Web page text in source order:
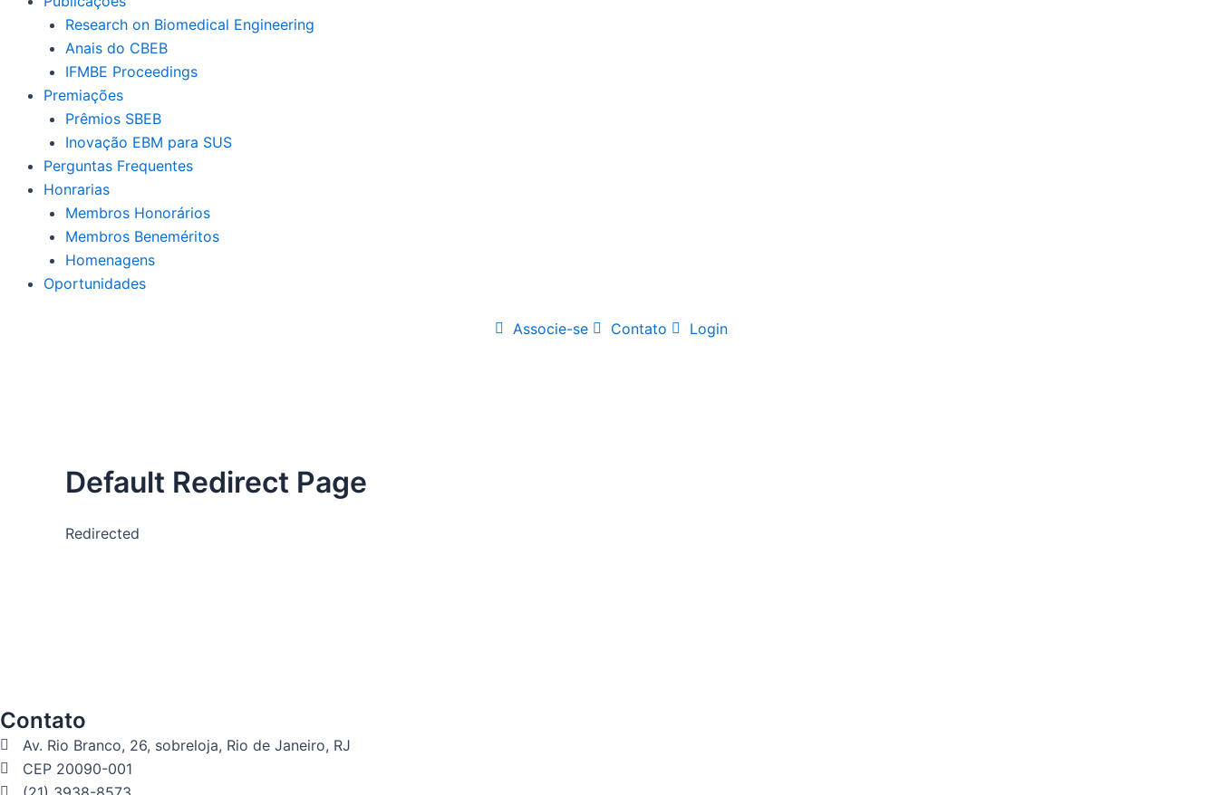
Research on Biomedical Engineering
Anais do CBEB
IFMBE Proceedings
Premiações
Prêmios SBEB
Inovação EBM para SUS
Perguntas Frequentes
Honrarias
Membros Honorários
Membros Beneméritos
Homenagens
Oportunidades
Associe-se Contato Login
Default Redirect Page
Redirected
Contato
Av. Rio Branco, 26, sobreloja, Rio de Janeiro, RJ
CEP 20090-001